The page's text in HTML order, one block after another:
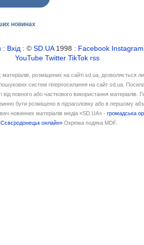
новинах
: Вхід : ©SD.UA1998 : Facebook Instagram
YouTube Twitter TikTok rss
розміщених на сайті sd.ua, дозволяється
пошукових систем гіперпосилання на сайт sd.ua.
повного або часткового використання матеріалів.
бути розміщено в підзаголовку або в першому
новинних матеріалів медіа «SD.UA» -громадська
онлайн» Окрема подяка MDF.